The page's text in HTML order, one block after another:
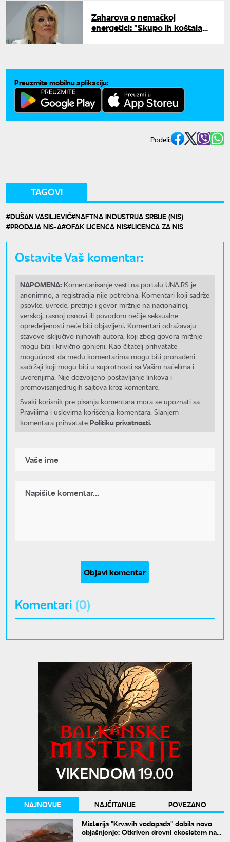
Zaharova o nemačkoj
energetici: "Skupo ih koštala
Preuzmite mobilnu aplikaciju:
Podeli:
TAGOVI
DUŠAN VASILJEVIĆ NAFTNA INDUSTRIJA SRBIJE (NIS)
PRODAJA NIS-A OFAK LICENCA NIS LICENCA ZA NIS
Ostavite Vaš komentar:
NAPOMENA: Komentarisanje vesti na portalu UNA.RS je
anonimno, a registracija nije potrebna. Komentari koji sadrže
psovke, uvrede, pretnje i govor mržnje na nacionalnoj,
verskoj, rasnoj osnovi ili povodom nečije seksualne
opredeljenosti neće biti objavljeni. Komentari odražavaju
stavove isključivo njihovih autora, koji zbog govora mržnje
mogu biti i krivično gonjeni. Kao čitatelj prihvatate
mogućnost da među komentarima mogu biti pronađeni
sadržaji koji mogu biti u suprotnosti sa Vašim načelima i
uverenjima. Nije dozvoljeno postavljanje linkova i
promovisanjedrugih sajtova kroz komentare.
Svaki korisnik pre pisanja komentara mora se upoznati sa
Pravilima i uslovima korišćenja komentara. Slanjem
komentara prihvatate Politiku privatnosti.
Objavi komentar
Komentari (0)
NAJNOVIJE NAJČITANIJE
POVEZANO
Misterija "Krvavih vodopada" dobila novo
objašnjenje: Otkriven drevni ekosistem na